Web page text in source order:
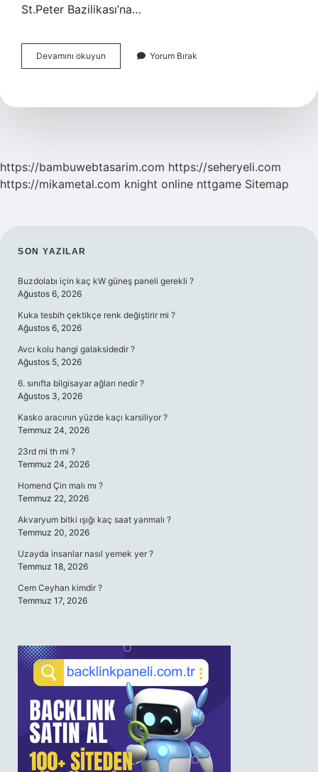
St.Peter Bazilikası’na…
Devamını okuyun Vatikana
Şortla
Yorum Bırak
https://bambuwebtasarim.com https://seheryeli.com
https://mikametal.com knight online nttgame Sitemap
SIDEBAR
SON YAZILAR
Buzdolabı için kaç kW güneş paneli gerekli ?
Ağustos 6, 2026
Kuka tesbih çektikçe renk değiştirir mi ?
Ağustos 6, 2026
Avcı kolu hangi galaksidedir ?
Ağustos 5, 2026
6. sınıfta bilgisayar ağları nedir ?
Ağustos 3, 2026
Kasko aracının yüzde kaçı karsiliyor ?
Temmuz 24, 2026
23rd mi th mi ?
Temmuz 24, 2026
Homend Çin malı mı ?
Temmuz 22, 2026
Akvaryum bitki ışığı kaç saat yanmalı ?
Temmuz 20, 2026
Uzayda insanlar nasıl yemek yer ?
Temmuz 18, 2026
Cem Ceyhan kimdir ?
Temmuz 17, 2026